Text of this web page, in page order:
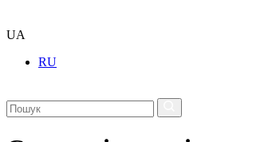
UA
RU